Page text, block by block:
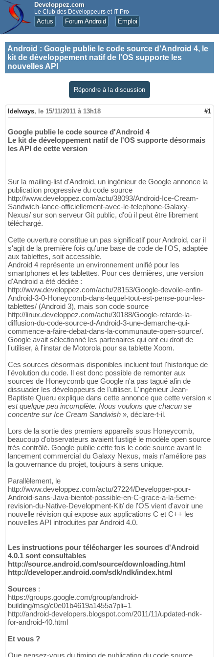
Developpez.com
Le Club des Développeurs et IT Pro
Actus Forum Android Emploi
Android : Google publie le code source d'Android 4, le
kit de développement natif de l'OS supporte les
nouvelles API
Répondre à la discussion
Idelways, le 15/11/2011 à 13h18 #1
Google publie le code source d'Android 4
Le kit de développement natif de l'OS supporte désormais
les API de cette version
Sur la mailing-list d'Android, un ingénieur de Google annonce la
publication progressive du code source
http://www.developpez.com/actu/38093/Android-Ice-Cream-
Sandwich-lance-officiellement-avec-le-telephone-Galaxy-
Nexus/ sur son serveur Git public, d'où il peut être librement
téléchargé.
Cette ouverture constitue un pas significatif pour Android, car il
s'agit de la première fois qu'une base de code de l'OS, adaptée
aux tablettes, soit accessible.
Android 4 représente un environnement unifié pour les
smartphones et les tablettes. Pour ces dernières, une version
d'Android a été dédiée :
http://www.developpez.com/actu/28153/Google-devoile-enfin-
Android-3-0-Honeycomb-dans-lequel-tout-est-pense-pour-les-
tablettes/ (Android 3), mais son code source
http://linux.developpez.com/actu/30188/Google-retarde-la-
diffusion-du-code-source-d-Android-3-une-demarche-qui-
commence-a-faire-debat-dans-la-communaute-open-source/.
Google avait sélectionné les partenaires qui ont eu droit de
l'utiliser, à l'instar de Motorola pour sa tablette Xoom.
Ces sources désormais disponibles incluent tout l'historique de
l'évolution du code. Il est donc possible de remonter aux
sources de Honeycomb que Google n'a pas tagué afin de
dissuader les développeurs de l'utiliser. L'ingénieur Jean-
Baptiste Queru explique dans cette annonce que cette version «
est quelque peu incomplète. Nous voulons que chacun se
concentre sur Ice Cream Sandwish », déclare-t-il.
Lors de la sortie des premiers appareils sous Honeycomb,
beaucoup d'observateurs avaient fustigé le modèle open source
très contrôlé. Google publie cette fois le code source avant le
lancement commercial du Galaxy Nexus, mais n'améliore pas
la gouvernance du projet, toujours à sens unique.
Parallèlement, le
http://www.developpez.com/actu/27224/Developper-pour-
Android-sans-Java-bientot-possible-en-C-grace-a-la-5eme-
revision-du-Native-Development-Kit/ de l'OS vient d'avoir une
nouvelle révision qui expose aux applications C et C++ les
nouvelles API introduites par Android 4.0.
Les instructions pour télécharger les sources d'Android
4.0.1 sont consultables
http://source.android.com/source/downloading.html
http://developer.android.com/sdk/ndk/index.html
Sources :
https://groups.google.com/group/android-
building/msg/c0e01b4619a1455a?pli=1
http://android-developers.blogspot.com/2011/11/updated-ndk-
for-android-40.html
Et vous ?